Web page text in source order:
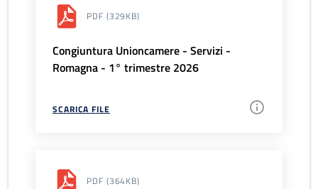
PDF (329KB)
Congiuntura Unioncamere - Servizi -
Romagna - 1° trimestre 2026
SCARICA FILE
PDF (364KB)